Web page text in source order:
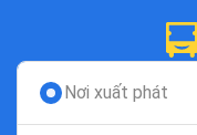
Nơi xuất phát